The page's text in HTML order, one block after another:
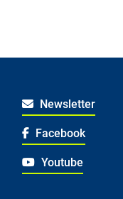
Newsletter
Facebook
Youtube